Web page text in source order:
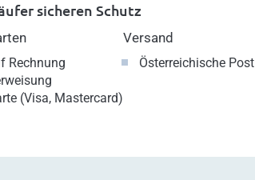
sicheren Schutz
Rechnung
(Visa, Mastercard)
Versand
Österreichische Post